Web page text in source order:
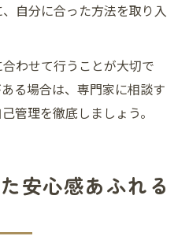
自分に合った方法を取り入
わせて行うことが大切で
る場合は、専門家に相談す
管理を徹底しましょう。
安心感あふれる